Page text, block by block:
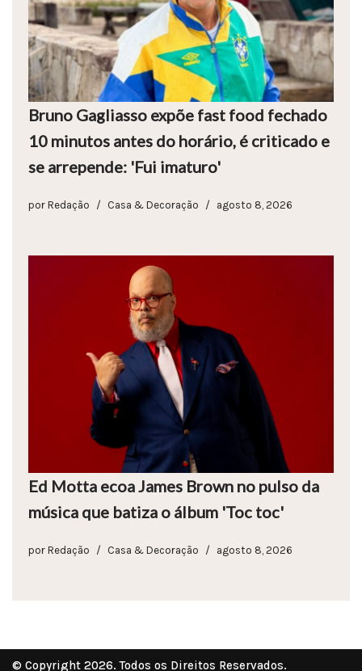
Bruno Gagliasso expõe fast food fechado
10 minutos antes do horário, é criticado e
se arrepende: 'Fui imaturo'
por Redação Casa & Decoração agosto 8, 2026
Ed Motta ecoa James Brown no pulso da
música que batiza o álbum 'Toc toc'
por Redação Casa & Decoração agosto 8, 2026
© Copyright 2026. Todos os Direitos Reservados.